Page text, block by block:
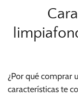
¿Por qué comprar
características te